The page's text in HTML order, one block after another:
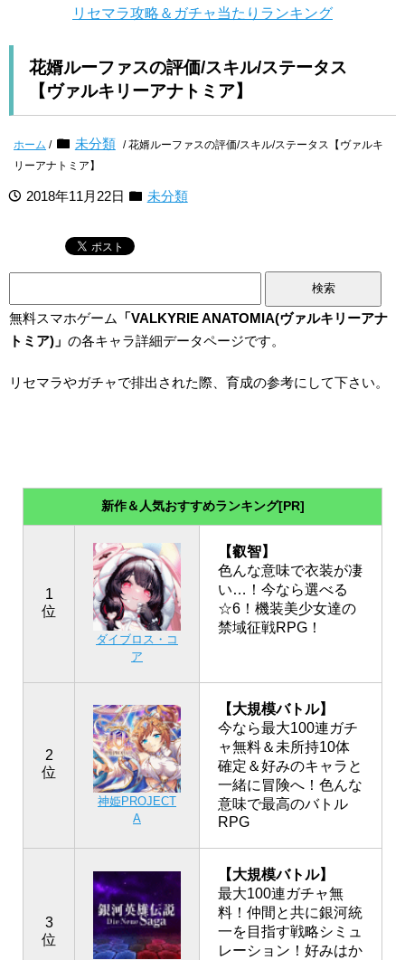
リセマラ攻略＆ガチャ当たりランキング
花婿ルーファスの評価/スキル/ステータス
【ヴァルキリーアナトミア】
ホーム / 未分類 / 花婿ルーファスの評価/スキル/ステータス【ヴァルキ
リーアナトミア】
2018年11月22日 未分類
無料スマホゲーム
「VALKYRIE ANATOMIA(ヴァルキリーアナ
トミア)」 の各キャラ詳細データページです。
リセマラやガチャで排出された際、育成の参考にして下さい。
新作＆人気おすすめランキング[PR]
1
位
ダイブロス・コ
ア
【叡智】
色んな意味で衣装が凄
い…！今なら選べる
☆6！機装美少女達の
禁域征戦RPG！
2
位
神姫PROJECT
A
【大規模バトル】
今なら最大100連ガチ
ャ無料＆未所持10体
確定＆好みのキャラと
一緒に冒険へ！色んな
意味で最高のバトル
RPG
3
位
【大規模バトル】
最大100連ガチャ無
料！仲間と共に銀河統
一を目指す戦略シミュ
レーション！好みはか